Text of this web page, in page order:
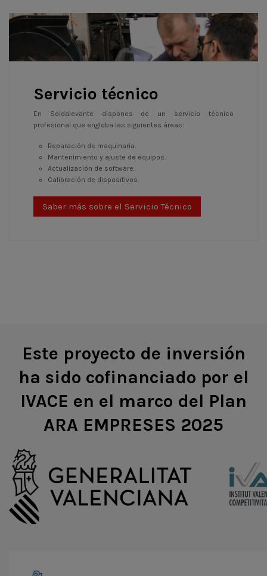
Servicio técnico
En Soldalevante dispones de un servicio técnico
profesional que engloba las siguientes áreas:
Reparación de maquinaria.
Mantenimiento y ajuste de equipos.
Actualización de software.
Calibración de dispositivos.
Saber más sobre el Servicio Técnico
Este proyecto de inversión
ha sido cofinanciado por el
IVACE en el marco del Plan
ARA EMPRESES 2025